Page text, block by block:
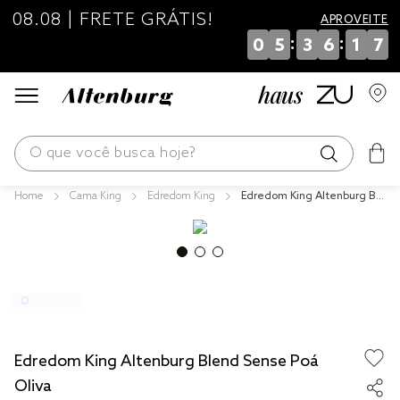
08.08 | FRETE GRÁTIS! APROVEITE
0 5 : 3 6 : 1 6
O que você busca hoje?
Cama King Edredom King
Edredom King Altenburg Ble
Edredom King Altenburg Blend Sense Poá
Oliva
edredom
travesseiro